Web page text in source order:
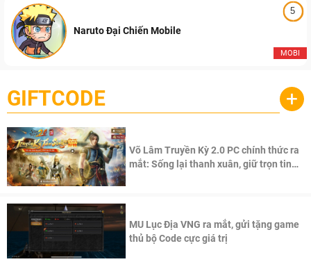
5
MOBI
Naruto Đại Chiến Mobile
GIFTCODE +
Võ Lâm Truyền Kỳ 2.0 PC chính thức ra
mắt: Sống lại thanh xuân, giữ trọn tinh
MU Lục Địa VNG ra mắt, gửi tặng game
thủ bộ Code cực giá trị